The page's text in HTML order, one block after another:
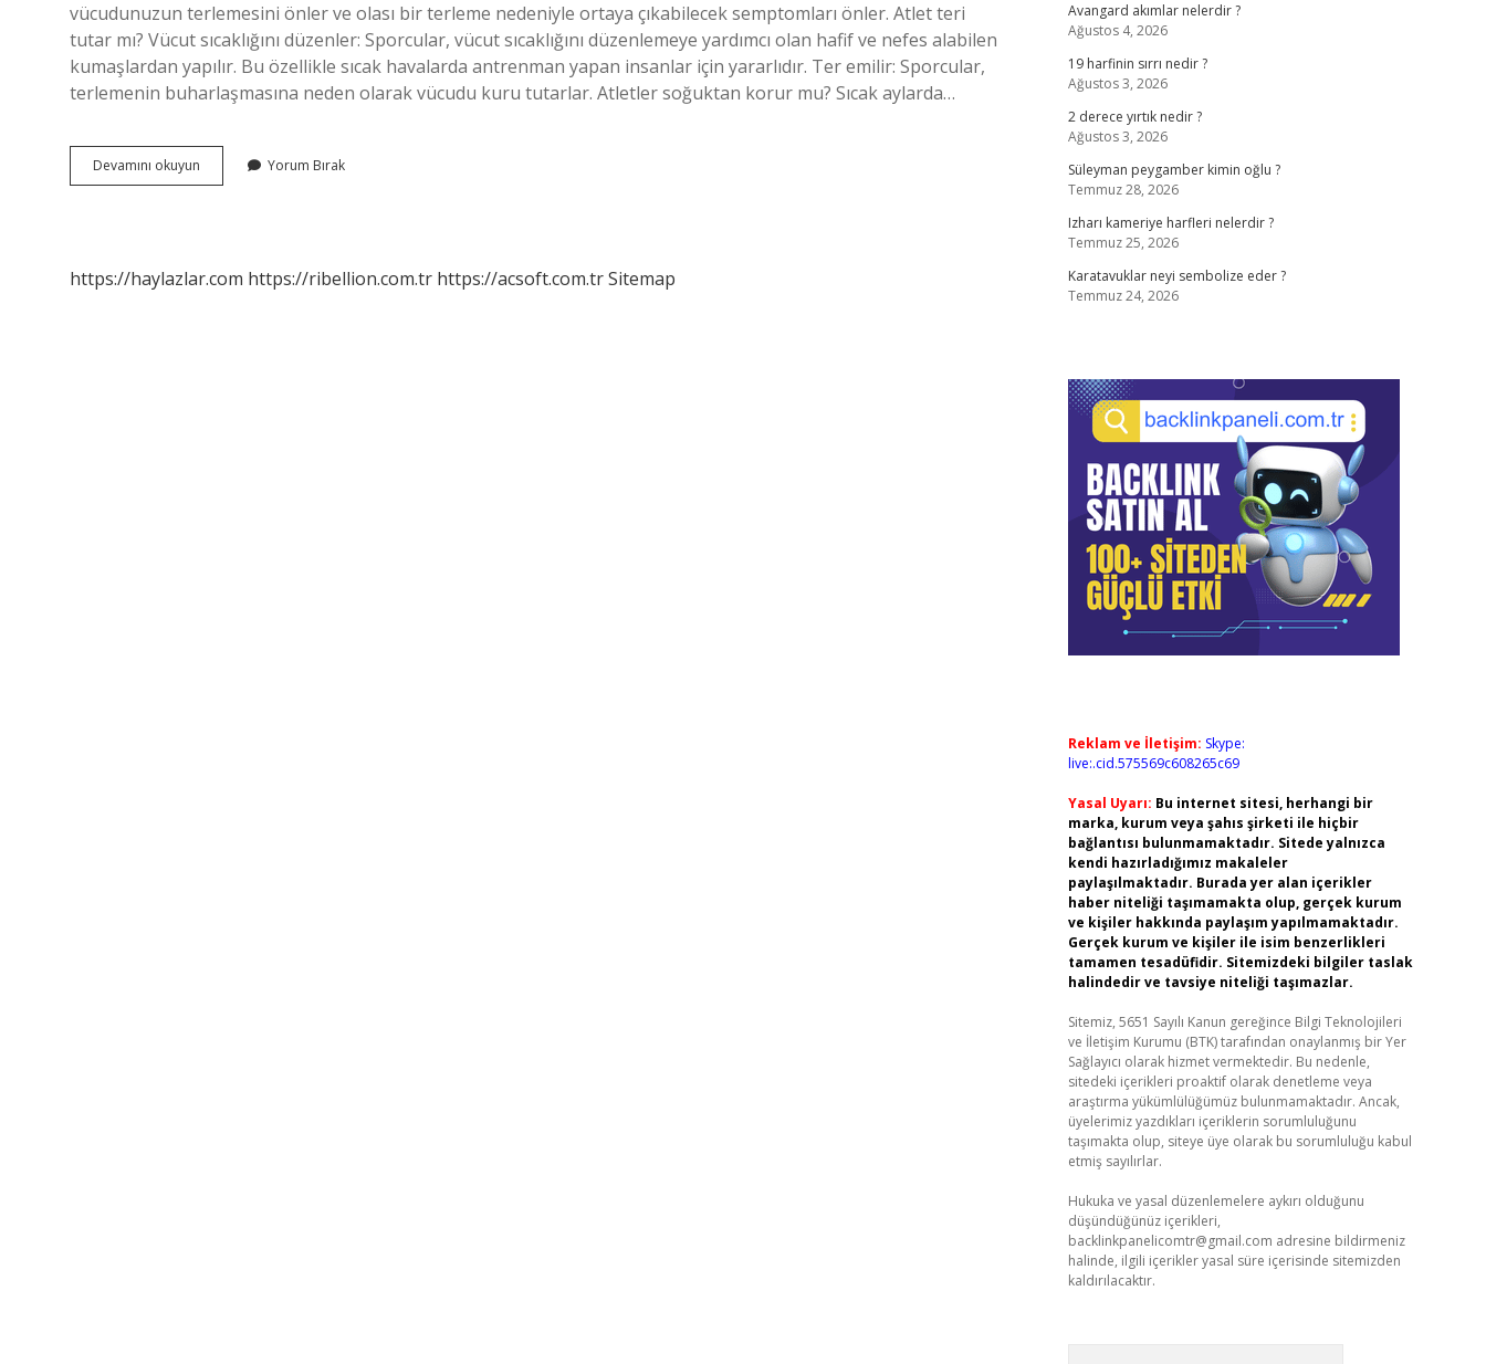
vücudunuzun terlemesini önler ve olası bir terleme nedeniyle ortaya çıkabilecek semptomları önler. Atlet teri
tutar mı? Vücut sıcaklığını düzenler: Sporcular, vücut sıcaklığını düzenlemeye yardımcı olan hafif ve nefes alabilen
kumaşlardan yapılır. Bu özellikle sıcak havalarda antrenman yapan insanlar için yararlıdır. Ter emilir: Sporcular,
terlemenin buharlaşmasına neden olarak vücudu kuru tutarlar. Atletler soğuktan korur mu? Sıcak aylarda…
Devamını okuyun
Teri
Yorum Bırak
https://haylazlar.com https://ribellion.com.tr https://acsoft.com.trSitemap
Avangard akımlar nelerdir ?
Ağustos 4, 2026
19 harfinin sırrı nedir ?
Ağustos 3, 2026
2 derece yırtık nedir ?
Ağustos 3, 2026
Süleyman peygamber kimin oğlu ?
Temmuz 28, 2026
Izharı kameriye harfleri nelerdir ?
Temmuz 25, 2026
Karatavuklar neyi sembolize eder ?
Temmuz 24, 2026
Reklam ve İletişim: Skype:
live:.cid.575569c608265c69
Yasal Uyarı: Bu internet sitesi, herhangi bir
marka, kurum veya şahıs şirketi ile hiçbir
bağlantısı bulunmamaktadır. Sitede yalnızca
kendi hazırladığımız makaleler
paylaşılmaktadır. Burada yer alan içerikler
haber niteliği taşımamakta olup, gerçek kurum
ve kişiler hakkında paylaşım yapılmamaktadır.
Gerçek kurum ve kişiler ile isim benzerlikleri
tamamen tesadüfidir. Sitemizdeki bilgiler taslak
halindedir ve tavsiye niteliği taşımazlar.
Sitemiz, 5651 Sayılı Kanun gereğince Bilgi Teknolojileri
ve İletişim Kurumu (BTK) tarafından onaylanmış bir Yer
Sağlayıcı olarak hizmet vermektedir. Bu nedenle,
sitedeki içerikleri proaktif olarak denetleme veya
araştırma yükümlülüğümüz bulunmamaktadır. Ancak,
üyelerimiz yazdıkları içeriklerin sorumluluğunu
taşımakta olup, siteye üye olarak bu sorumluluğu kabul
etmiş sayılırlar.
Hukuka ve yasal düzenlemelere aykırı olduğunu
düşündüğünüz içerikleri,
backlinkpanelicomtr@gmail.com adresine bildirmeniz
halinde, ilgili içerikler yasal süre içerisinde sitemizden
kaldırılacaktır.